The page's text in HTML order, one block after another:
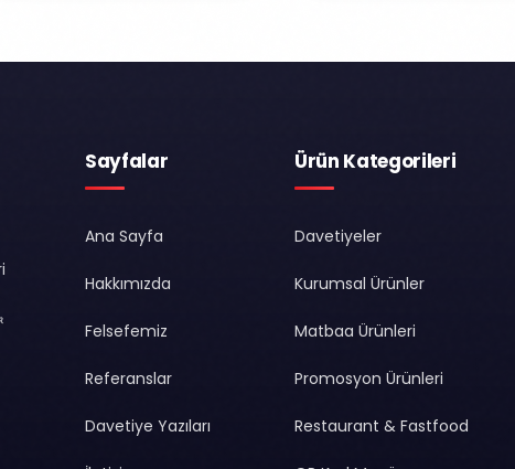
Sayfalar
Ana Sayfa
Hakkımızda
Felsefemiz
Referanslar
Davetiye Yazıları
Ürün Kategorileri
Davetiyeler
Kurumsal Ürünler
Matbaa Ürünleri
Promosyon Ürünleri
Restaurant & Fastfood